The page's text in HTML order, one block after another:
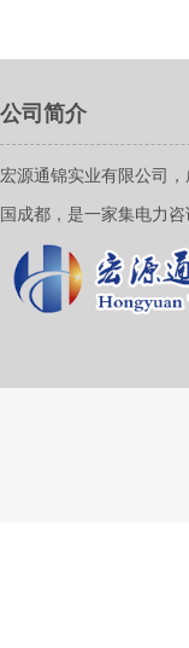
公司简介
宏源通锦实业有限公司
国成都，是一家集电力